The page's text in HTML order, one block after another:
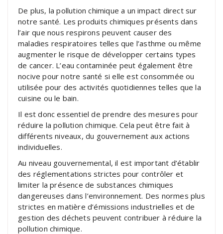
De plus, la pollution chimique a un impact direct sur
notre santé. Les produits chimiques présents dans
l’air que nous respirons peuvent causer des
maladies respiratoires telles que l’asthme ou même
augmenter le risque de développer certains types
de cancer. L’eau contaminée peut également être
nocive pour notre santé si elle est consommée ou
utilisée pour des activités quotidiennes telles que la
cuisine ou le bain.
Il est donc essentiel de prendre des mesures pour
réduire la pollution chimique. Cela peut être fait à
différents niveaux, du gouvernement aux actions
individuelles.
Au niveau gouvernemental, il est important d’établir
des réglementations strictes pour contrôler et
limiter la présence de substances chimiques
dangereuses dans l’environnement. Des normes plus
strictes en matière d’émissions industrielles et de
gestion des déchets peuvent contribuer à réduire la
pollution chimique.